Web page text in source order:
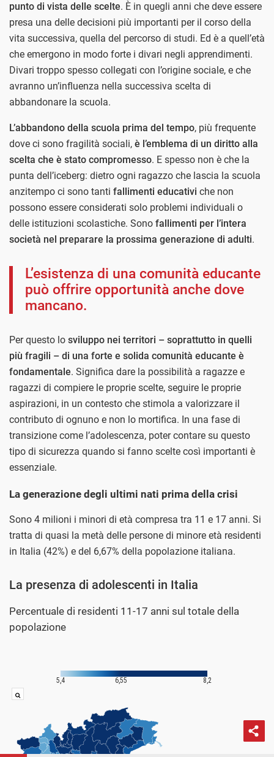
punto di vista delle scelte. È in quegli anni che deve essere
presa una delle decisioni più importanti per il corso della
vita successiva, quella del percorso di studi. Ed è a quell’età
che emergono in modo forte i divari negli apprendimenti.
Divari troppo spesso collegati con l’origine sociale, e che
avranno un’influenza nella successiva scelta di
abbandonare la scuola.
L’abbandono della scuola prima del tempo, più frequente
dove ci sono fragilità sociali, è l’emblema di un diritto alla
scelta che è stato compromesso. E spesso non è che la
punta dell’iceberg: dietro ogni ragazzo che lascia la scuola
anzitempo ci sono tanti fallimenti educativi che non
possono essere considerati solo problemi individuali o
delle istituzioni scolastiche. Sono fallimenti per l’intera
società nel preparare la prossima generazione di adulti.
L’esistenza di una comunità educante
può offrire opportunità anche dove
mancano.
Per questo lo sviluppo nei territori – soprattutto in quelli
più fragili – di una forte e solida comunità educante è
fondamentale. Significa dare la possibilità a ragazze e
ragazzi di compiere le proprie scelte, seguire le proprie
aspirazioni, in un contesto che stimola a valorizzare il
contributo di ognuno e non lo mortifica. In una fase di
transizione come l’adolescenza, poter contare su questo
tipo di sicurezza quando si fanno scelte così importanti è
essenziale.
La generazione degli ultimi nati prima della crisi
Sono 4 milioni i minori di età compresa tra 11 e 17 anni. Si
tratta di quasi la metà delle persone di minore età residenti
in Italia (42%) e del 6,67% della popolazione italiana.
La presenza di adolescenti in Italia
Percentuale di residenti 11-17 anni sul totale della
popolazione